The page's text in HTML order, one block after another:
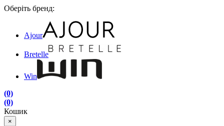
Оберіть бренд:
Ajour
Bretelle
Win
(0)
(0)
Кошик
×